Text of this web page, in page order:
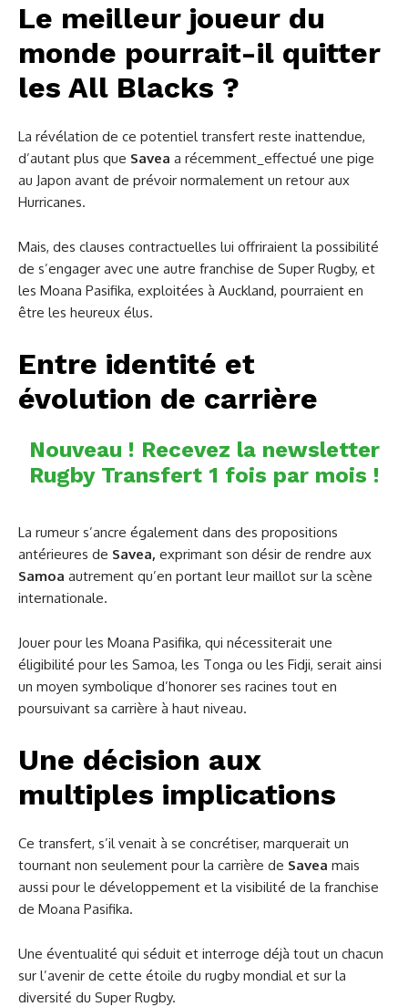
Le meilleur joueur du
monde pourrait-il quitter
les All Blacks ?
La révélation de ce potentiel transfert reste inattendue,
d’autant plus que Savea a récemment_effectué une pige
au Japon avant de prévoir normalement un retour aux
Hurricanes.
Mais, des clauses contractuelles lui offriraient la possibilité
de s’engager avec une autre franchise de Super Rugby, et
les Moana Pasifika, exploitées à Auckland, pourraient en
être les heureux élus.
Entre identité et
évolution de carrière
Nouveau ! Recevez la newsletter
Rugby Transfert 1 fois par mois !
La rumeur s’ancre également dans des propositions
antérieures de Savea, exprimant son désir de rendre aux
Samoa autrement qu’en portant leur maillot sur la scène
internationale.
Jouer pour les Moana Pasifika, qui nécessiterait une
éligibilité pour les Samoa, les Tonga ou les Fidji, serait ainsi
un moyen symbolique d’honorer ses racines tout en
poursuivant sa carrière à haut niveau.
Une décision aux
multiples implications
Ce transfert, s’il venait à se concrétiser, marquerait un
tournant non seulement pour la carrière de Savea mais
aussi pour le développement et la visibilité de la franchise
de Moana Pasifika.
Une éventualité qui séduit et interroge déjà tout un chacun
sur l’avenir de cette étoile du rugby mondial et sur la
diversité du Super Rugby.